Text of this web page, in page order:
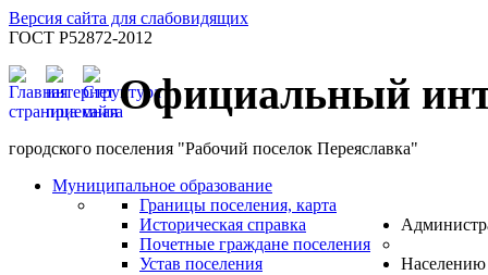
Версия сайта для слабовидящих
ГОСТ Р52872-2012
Официальный
городского поселения "Рабочий поселок Переяславка"
Муниципальное образование
Границы поселения, карта
Историческая справка
Почетные граждане поселения
Устав поселения
Населению